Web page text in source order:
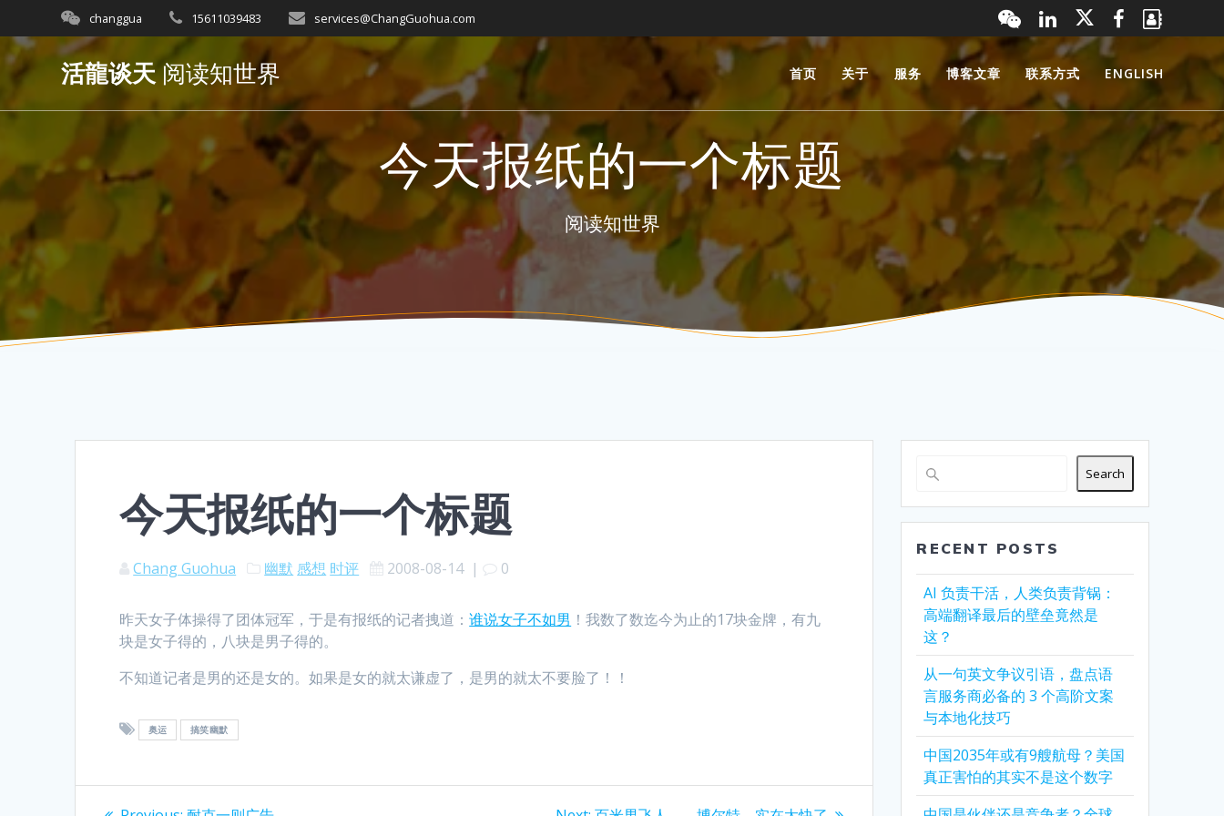
to
content
changgua 15611039483 services@ChangGuohua.com
活龍谈天阅读知世界 首页 关于 服务 博客文章 联系方式 ENGLISH
今天报纸的一个标题
阅读知世界
今天报纸的一个标题
Chang Guohua 幽默 感想 时评 2008-08-14| 0
昨天女子体操得了团体冠军，于是有报纸的记者拽道：谁说女子不如男 ！我数了数迄今为止的17块金牌，有九
块是女子得的，八块是男子得的。
不知道记者是男的还是女的。如果是女的就太谦虚了，是男的就太不要脸了！！
奥运 搞笑幽默
Post
Search
RECENT POSTS
AI 负责干活，人类负责背锅：
高端翻译最后的壁垒竟然是
这？
从一句英文争议引语，盘点语
言服务商必备的 3 个高阶文案
与本地化技巧
中国2035年或有9艘航母？美国
真正害怕的其实不是这个数字